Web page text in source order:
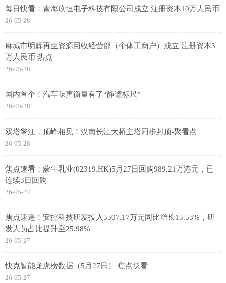
每日快看：青海玖恒电子科技有限公司成立 注册资本10万人民币
26-05-28
麻城市明辉再生资源回收经营部（个体工商户）成立 注册资本3
万人民币 热点
26-05-28
国内首个！汽车噪声衡量有了“静谧标尺”
26-05-28
双塔擎江，顶峰相见！汉南长江大桥主塔同步封顶-聚看点
26-05-28
焦点速看：蒙牛乳业(02319.HK)5月27日回购989.21万港元，已
连续3日回购
26-05-27
焦点速递！安控科技研发投入5307.17万元同比增长15.53%，研
发人员占比提升至25.98%
26-05-27
快克智能龙虎榜数据（5月27日） 焦点快看
26-05-27